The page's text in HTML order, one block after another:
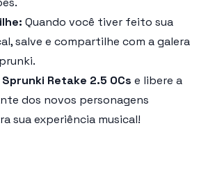
Quando você tiver feito sua
salve e compartilhe com a galera
Retake 2.5 OCs e libere a
dos novos personagens
sua experiência musical!